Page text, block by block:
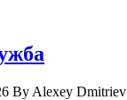
By Alexey Dmitriev